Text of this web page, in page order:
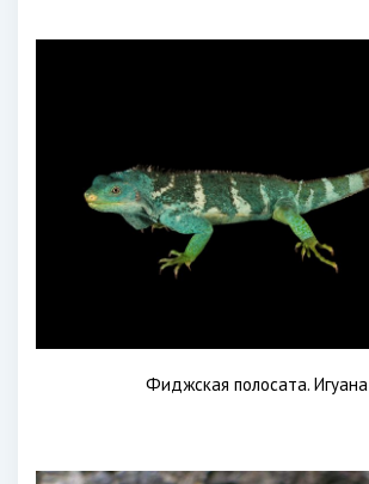
Фиджская полосата. Игуана